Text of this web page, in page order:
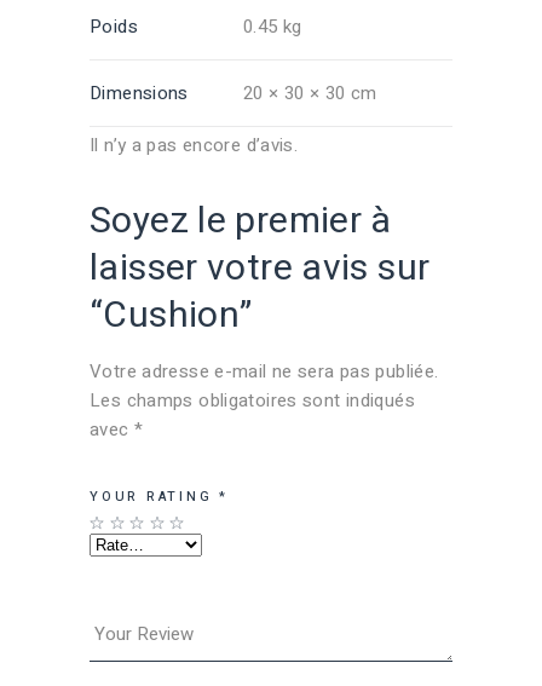
Poids
0.45 kg
Dimensions
20 × 30 × 30 cm
Il n’y a pas encore d’avis.
Soyez le premier à
laisser votre avis sur
“Cushion”
Votre adresse e-mail ne sera pas publiée.
Les champs obligatoires sont indiqués
avec *
YOUR RATING *